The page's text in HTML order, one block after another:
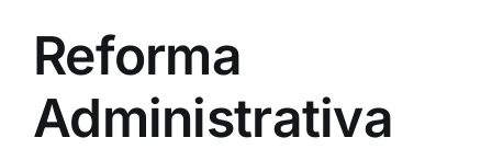
Reforma
Administrativa